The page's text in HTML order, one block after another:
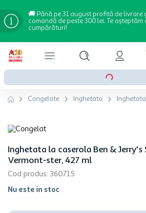
🚚 Până pe 31 august profită de livrare
comandă de peste 300 lei. Te așteptăm
cumpărături!
Congelate Inghetata
Inghetata la caserola Ben & Jerry's
Vermont-ster, 427 ml
Cod produs: 360715
Nu este in stoc